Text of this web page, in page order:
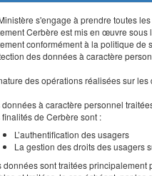
s'engage à prendre toutes
Cerbère est mis en œuvre
conformément à la politique de
des données à caractère
des opérations réalisées sur
données à caractère personnel
finalités de Cerbère sont :
L’authentification des usagers
La gestion des droits des usagers
données sont traitées